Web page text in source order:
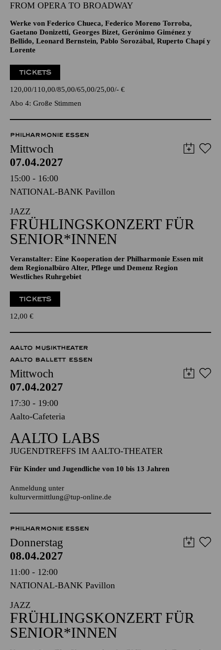
GROSSE STIMMEN · ENTERTAINMENT
JONATHAN TETELMAN
FROM OPERA TO BROADWAY
Werke von Federico Chueca, Federico Moreno Torroba,
Bellido, Leonard Bernstein, Pablo Sorozábal, Ruperto Chapí y
Lorente
TICKETS
120,00 110,00 85,00 65,00 25,00 -€
Abo 4: Große Stimmen
PHILHARMONIE ESSEN
Mittwoch
07.04.2027
15:00 - 16:00
NATIONAL-BANK Pavillon
JAZZ
FRÜHLINGS­KONZERT FÜR
SENIOR*INNEN
dem Regionalbüro Alter, Pflege und Demenz Region
Westliches Ruhrgebiet
12,00€
AALTO MUSIKTHEATER
AALTO BALLETT ESSEN
Mittwoch
07.04.2027
17:30 - 19:00
Aalto-Cafeteria
AALTO LABS
Für Kinder und Jugendliche von 10 bis 13 Jahren
kulturvermittlung@tup-online.de
PHILHARMONIE ESSEN
Donnerstag
08.04.2027
11:00 - 12:00
NATIONAL-BANK Pavillon
JAZZ